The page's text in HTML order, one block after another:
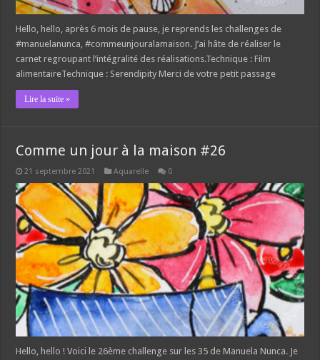
Hello, hello, après 6 mois de pause, je reprends les challenges de
#manuelanunca, #commeunjouralamaison. J’ai hâte de réaliser le
carnet regroupant l’intégralité des réalisations.Technique : Film
alimentaireTechnique : Serendipity Merci de votre petit passage
Lire la suite »
Comme un jour à la maison #26
21 septembre 2021 Aquarelle 0
Hello, hello ! Voici le 26ème challenge sur les 35 de Manuela Nunca. Je